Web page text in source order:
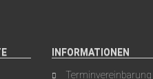
INFORMATIONEN
Terminvereinbarung